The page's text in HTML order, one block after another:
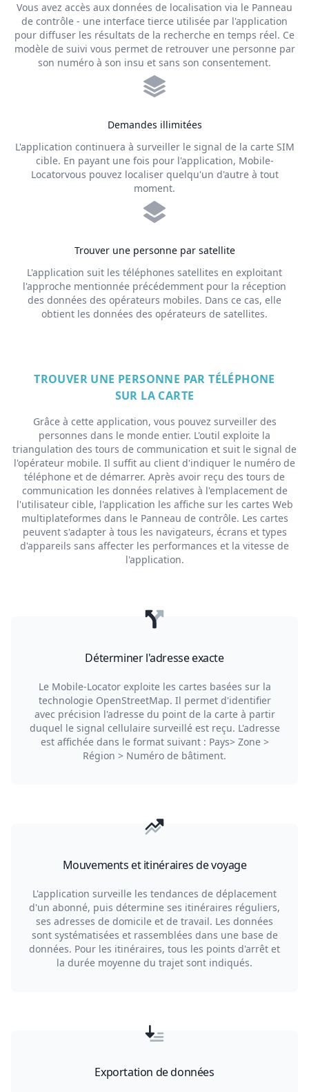
Vous avez accès aux données de localisation via le Panneau
de contrôle - une interface tierce utilisée par l'application
pour diffuser les résultats de la recherche en temps réel. Ce
modèle de suivi vous permet de retrouver une personne par
son numéro à son insu et sans son consentement.
Demandes illimitées
L'application continuera à surveiller le signal de la carte SIM
cible. En payant une fois pour l'application, Mobile-
Locatorvous pouvez localiser quelqu'un d'autre à tout
moment.
Trouver une personne par satellite
L'application suit les téléphones satellites en exploitant
l'approche mentionnée précédemment pour la réception
des données des opérateurs mobiles. Dans ce cas, elle
obtient les données des opérateurs de satellites.
TROUVER UNE PERSONNE PAR TÉLÉPHONE
SUR LA CARTE
Grâce à cette application, vous pouvez surveiller des
personnes dans le monde entier. L'outil exploite la
triangulation des tours de communication et suit le signal de
l'opérateur mobile. Il suffit au client d'indiquer le numéro de
téléphone et de démarrer. Après avoir reçu des tours de
communication les données relatives à l'emplacement de
l'utilisateur cible, l'application les affiche sur les cartes Web
multiplateformes dans le Panneau de contrôle. Les cartes
peuvent s'adapter à tous les navigateurs, écrans et types
d'appareils sans affecter les performances et la vitesse de
l'application.
Déterminer l'adresse exacte
Le Mobile-Locator exploite les cartes basées sur la
technologie OpenStreetMap. Il permet d'identifier
avec précision l'adresse du point de la carte à partir
duquel le signal cellulaire surveillé est reçu. L'adresse
est affichée dans le format suivant : Pays> Zone >
Région > Numéro de bâtiment.
Mouvements et itinéraires de voyage
L'application surveille les tendances de déplacement
d'un abonné, puis détermine ses itinéraires réguliers,
ses adresses de domicile et de travail. Les données
sont systématisées et rassemblées dans une base de
données. Pour les itinéraires, tous les points d'arrêt et
la durée moyenne du trajet sont indiqués.
Exportation de données